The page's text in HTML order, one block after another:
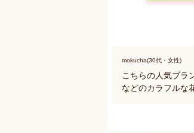
mokucha(30代・女性)
こちらの人気ブラ
などのカラフルな